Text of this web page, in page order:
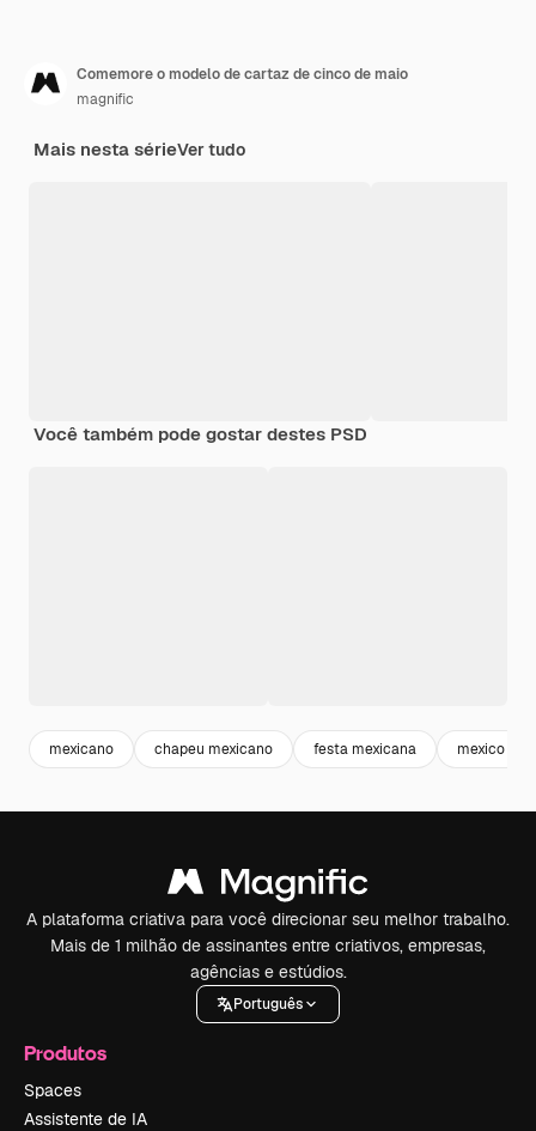
Comemore o modelo de cartaz de cinco de maio
magnific
Mais nesta sérieVer tudo
Você também pode gostar destes PSD
mexicano chapeu mexicano festa mexicana mexico
A plataforma criativa para você direcionar seu melhor trabalho.
Mais de 1 milhão de assinantes entre criativos, empresas,
agências e estúdios.
Português
Produtos
Spaces
Assistente de IA